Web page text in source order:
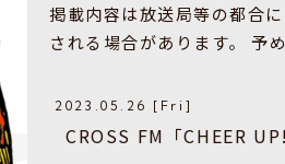
掲載内容は放送局等の都合
される場合があります。 予
2023.05.26 [Fri]
CROSS FM「CHEER